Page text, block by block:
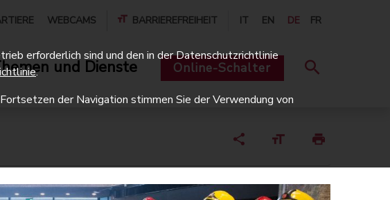
WEBCAMS BARRIEREFREIHEIT IT EN DE FR
und Dienste Online-Schalter
erforderlich sind und den in der Datenschutzrichtlinie
.
der Navigation stimmen Sie der Verwendung von